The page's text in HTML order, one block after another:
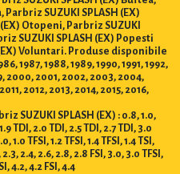
Parbriz SUZUKI SPLASH (EX)
Otopeni, Parbriz SUZUKI
SUZUKI SPLASH (EX) Popesti
Voluntari. Produse disponibile
1987, 1988, 1989, 1990, 1991, 1992,
2000, 2001, 2002, 2003, 2004,
2012, 2013, 2014, 2015, 2016,
SPLASH (EX) : 0.8, 1.0,
TDI, 2.0 TDI, 2.5 TDI, 2.7 TDI, 3.0
1.0 TFSI, 1.2 TFSI, 1.4 TFSI, 1.4 TSI,
2.3, 2.4, 2.6, 2.8, 2.8 FSI, 3.0, 3.0 TFSI,
4.2, 4.2 FSI, 4.4